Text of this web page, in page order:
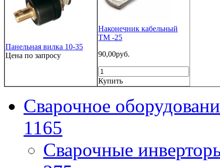
Панельная вилка 10-35
Цена по запросу
Наконечник кабельный
ТМ -25
90,00руб.
Купить
Сварочное
1165
Сварочные